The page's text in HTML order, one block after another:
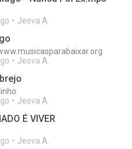
Jeova A.
Jeova A.
Jeova A.
É VIVER
Jeova A.